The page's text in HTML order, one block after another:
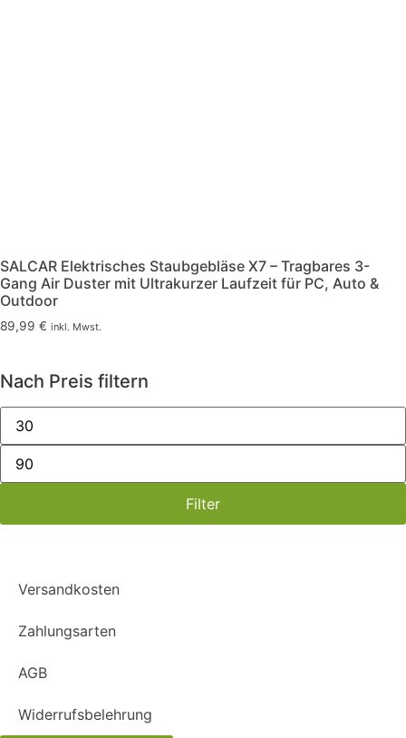
SALCAR Elektrisches Staubgebläse X7 – Tragbares 3-
Gang Air Duster mit Ultrakurzer Laufzeit für PC, Auto &
Outdoor
89,99 € inkl. Mwst.
Nach Preis filtern
Filter
Versandkosten
Zahlungsarten
AGB
Widerrufsbelehrung